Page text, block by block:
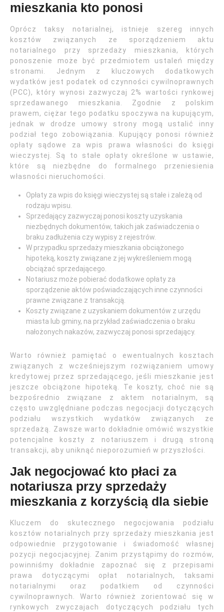
mieszkania kto ponosi
Oprócz taksy notarialnej, istnieje szereg innych
kosztów związanych ze sporządzeniem aktu
notarialnego przy sprzedaży mieszkania, których
ponoszenie może być przedmiotem ustaleń między
stronami. Jednym z kluczowych dodatkowych
wydatków jest podatek od czynności cywilnoprawnych
(PCC), który wynosi zazwyczaj 2% wartości rynkowej
sprzedawanego mieszkania. Zgodnie z polskim
prawem, ciężar tego podatku spoczywa na kupującym,
jednak w drodze umowy strony mogą ustalić inny
podział tego zobowiązania. Kupujący ponosi również
opłaty sądowe za wpis prawa własności do księgi
wieczystej. Są to stałe opłaty określone w ustawie,
które są niezbędne do formalnego przeniesienia
własności nieruchomości.
Opłaty za wpis do księgi wieczystej są stałe i zależą od
rodzaju wpisu.
Sprzedający zazwyczaj ponosi koszty uzyskania
niezbędnych dokumentów, takich jak zaświadczenia o
braku zadłużenia czy wypisy z rejestrów.
W przypadku sprzedaży mieszkania obciążonego
hipoteką, koszty związane z jej wykreśleniem mogą
obciążać sprzedającego.
Notariusz może pobierać dodatkowe opłaty za
sporządzenie aktów poświadczających inne czynności
prawne związane z transakcją.
Koszty związane z uzyskaniem dokumentów z urzędu
miasta lub gminy, na przykład zaświadczenia o braku
nałożonych nakazów, zazwyczaj ponosi sprzedający.
Warto również pamiętać o ewentualnych kosztach
związanych z wcześniejszym rozwiązaniem umowy
kredytowej przez sprzedającego, jeśli mieszkanie jest
jeszcze obciążone hipoteką. Te koszty, choć nie są
bezpośrednio związane z aktem notarialnym, są
często uwzględniane podczas negocjacji dotyczących
podziału wszystkich wydatków związanych ze
sprzedażą. Zawsze warto dokładnie omówić wszystkie
potencjalne koszty z notariuszem i drugą stroną
transakcji, aby uniknąć nieporozumień w przyszłości.
Jak negocjować kto płaci za
notariusza przy sprzedaży
mieszkania z korzyścią dla siebie
Kluczem do skutecznego negocjowania podziału
kosztów notarialnych przy sprzedaży mieszkania jest
odpowiednie przygotowanie i świadomość własnej
pozycji negocjacyjnej. Zanim przystąpimy do rozmów,
powinniśmy dokładnie zapoznać się z przepisami
prawa dotyczącymi opłat notarialnych, taksami
notarialnymi oraz podatkiem od czynności
cywilnoprawnych. Warto również zorientować się w
rynkowych zwyczajach dotyczących podziału tych